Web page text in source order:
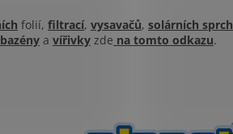
folií, filtrací, vysavačů, solárních sprch
bazény a vířivky zde na tomto odkazu.